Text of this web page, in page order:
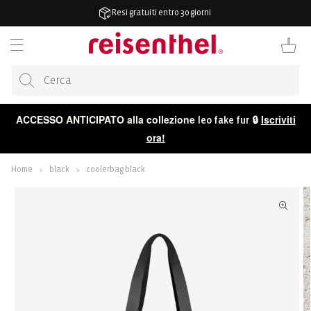
Resi gratuiti entro 30 giorni
Carrello
ACCESSO ANTICIPATO alla collezione leo fake fur🔒 Iscriviti
ora!
Home black coolerbag black